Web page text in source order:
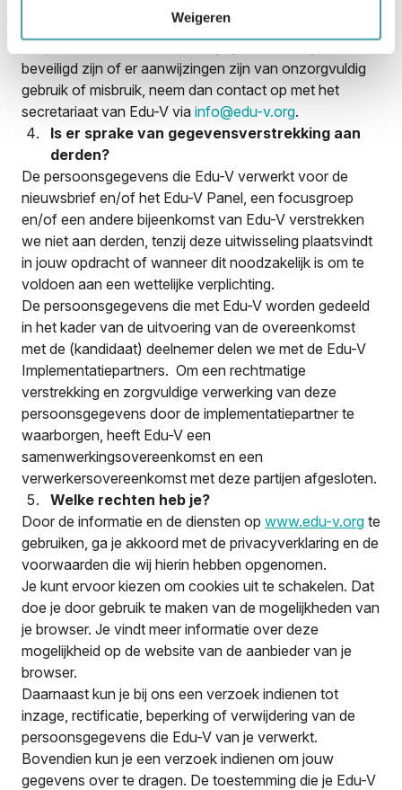
Weigeren
voldoening aan een wettelijke bewaarplicht.
Als je de indruk hebt dat jouw gegevens niet goed
beveiligd zijn of er aanwijzingen zijn van onzorgvuldig
gebruik of misbruik, neem dan contact op met het
secretariaat van Edu-V via info@edu-v.org.
Is er sprake van gegevensverstrekking aan
derden?
De persoonsgegevens die Edu-V verwerkt voor de
nieuwsbrief en/of het Edu-V Panel, een focusgroep
en/of een andere bijeenkomst van Edu-V verstrekken
we niet aan derden, tenzij deze uitwisseling plaatsvindt
in jouw opdracht of wanneer dit noodzakelijk is om te
voldoen aan een wettelijke verplichting.
De persoonsgegevens die met Edu-V worden gedeeld
in het kader van de uitvoering van de overeenkomst
met de (kandidaat) deelnemer delen we met de Edu-V
Implementatiepartners. Om een rechtmatige
verstrekking en zorgvuldige verwerking van deze
persoonsgegevens door de implementatiepartner te
waarborgen, heeft Edu-V een
samenwerkingsovereenkomst en een
verwerkersovereenkomst met deze partijen afgesloten.
Welke rechten heb je?
Door de informatie en de diensten op www.edu-v.org te
gebruiken, ga je akkoord met de privacyverklaring en de
voorwaarden die wij hierin hebben opgenomen.
Je kunt ervoor kiezen om cookies uit te schakelen. Dat
doe je door gebruik te maken van de mogelijkheden van
je browser. Je vindt meer informatie over deze
mogelijkheid op de website van de aanbieder van je
browser.
Daarnaast kun je bij ons een verzoek indienen tot
inzage, rectificatie, beperking of verwijdering van de
persoonsgegevens die Edu-V van je verwerkt.
Bovendien kun je een verzoek indienen om jouw
gegevens over te dragen. De toestemming die je Edu-V